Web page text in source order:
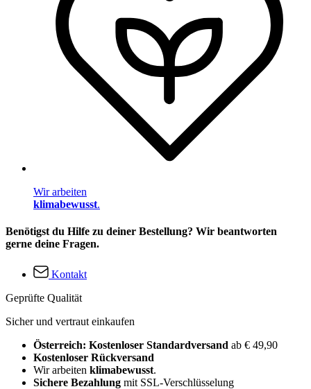
Wir arbeiten
klimabewusst.
Benötigst du Hilfe zu deiner Bestellung? Wir beantworten
gerne deine Fragen.
Kontakt
Geprüfte Qualität
Sicher und vertraut einkaufen
Österreich: Kostenloser Standardversand ab € 49,90
Kostenloser Rückversand
Wir arbeiten klimabewusst.
Sichere Bezahlung mit SSL-Verschlüsselung